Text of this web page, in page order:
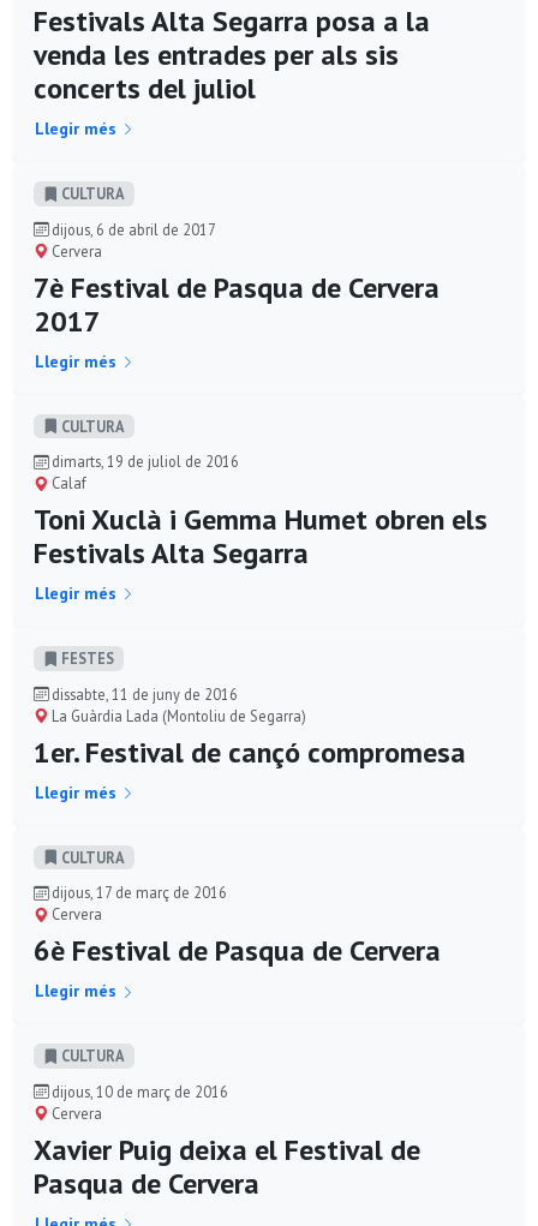
Festivals Alta Segarra posa a la
venda les entrades per als sis
concerts del juliol
Llegir més
CULTURA
dijous, 6 de abril de 2017
Cervera
7è Festival de Pasqua de Cervera
2017
Llegir més
CULTURA
dimarts, 19 de juliol de 2016
Calaf
Toni Xuclà i Gemma Humet obren els
Festivals Alta Segarra
Llegir més
FESTES
dissabte, 11 de juny de 2016
La Guàrdia Lada (Montoliu de Segarra)
1er. Festival de cançó compromesa
Llegir més
CULTURA
dijous, 17 de març de 2016
Cervera
6è Festival de Pasqua de Cervera
Llegir més
CULTURA
dijous, 10 de març de 2016
Cervera
Xavier Puig deixa el Festival de
Pasqua de Cervera